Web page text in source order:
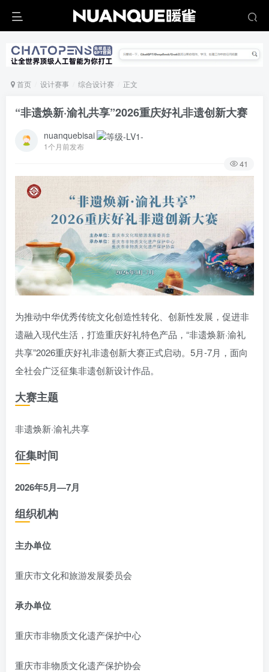
首页 设计赛事 综合设计赛 正文
“非遗焕新·渝礼共享”2026重庆好礼非遗创新大赛
nuanquebisai
1个月前发布
41
为推动中华优秀传统文化创造性转化、创新性发展，促进非
遗融入现代生活，打造重庆好礼特色产品，“非遗焕新·渝礼
共享”2026重庆好礼非遗创新大赛正式启动。5月-7月，面向
全社会广泛征集非遗创新设计作品。
大赛主题
非遗焕新·渝礼共享
征集时间
2026年5月—7月
组织机构
主办单位
重庆市文化和旅游发展委员会
承办单位
重庆市非物质文化遗产保护中心
重庆市非物质文化遗产保护协会